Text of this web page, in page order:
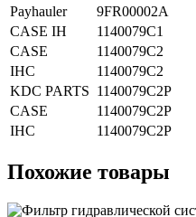
Payhauler
9FR00002A
CASE IH
1140079C1
CASE
1140079C2
IHC
1140079C2
KDC PARTS 1140079C2P
CASE
1140079C2P
IHC
1140079C2P
Похожие товары